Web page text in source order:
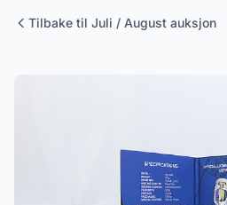
Tilbake til Juli / August auksjon